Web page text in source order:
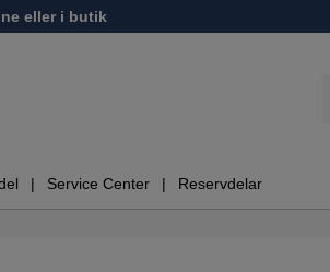
eller i butik
Service Center Reservdelar